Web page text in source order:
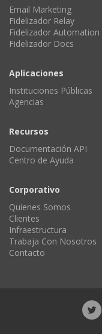
Email Marketing
Fidelizador Relay
Fidelizador Automation
Fidelizador Docs
Aplicaciones
Instituciones Públicas
Agencias
Recursos
Documentación API
Centro de Ayuda
Corporativo
Quienes Somos
Clientes
Infraestructura
Trabaja Con Nosotros
Contacto